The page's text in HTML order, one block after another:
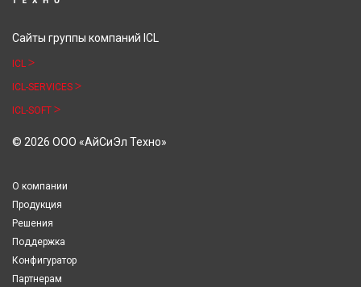
Сайты группы компаний ICL
ICL
ICL-SERVICES
ICL-SOFT
© 2026 ООО «АйСиЭл Техно»
О компании
Продукция
Решения
Поддержка
Конфигуратор
Партнерам